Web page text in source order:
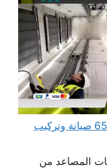
صيانة مصاعد في الكويت 65542233 صيانة وتركيب
المصاعد من